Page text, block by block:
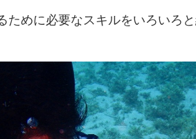
ために必要なスキルをいろいろ